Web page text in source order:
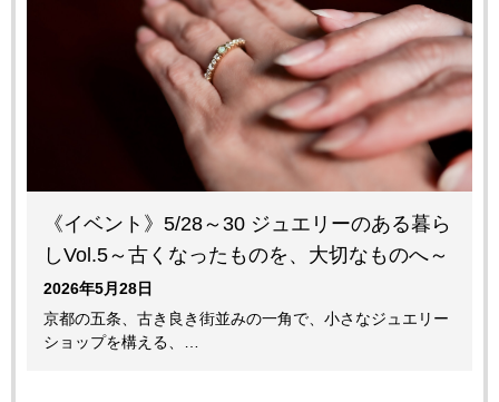
《イベント》5/28～30 ジュエリーのある暮ら
しVol.5～古くなったものを、大切なものへ～
2026年5月28日
京都の五条、古き良き街並みの一角で、小さなジュエリー
ショップを構える、…